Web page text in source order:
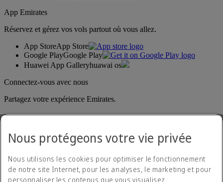
App Emirates
Réservez et gérez vos vols partout où vous allez.
App StoreApp Store
Google PlayGoogle Play
Huawei App Galleryhuawai os
Connectez-vous avec nous
Partagez votre expérience Emirates.
Nous protégeons votre vie privée
Nous utilisons les cookies pour optimiser le fonctionnement
de notre site Internet, pour les analyses, le marketing et pour
personnaliser les contenus que vous visualisez.